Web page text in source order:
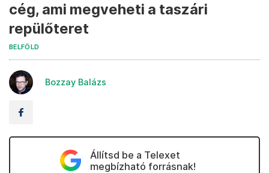
cég, ami megveheti a taszári
repülőteret
BELFÖLD
Bozzay Balázs
Állítsd be a Telexet
megbízható forrásnak!